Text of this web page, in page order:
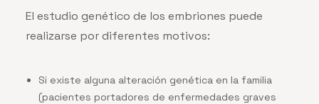
El estudio genético de los embriones puede
realizarse por diferentes motivos:
Si existe alguna alteración genética en la familia
(pacientes portadores de enfermedades graves